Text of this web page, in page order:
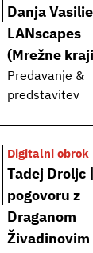
Danja
LANscapes
(Mrežne
Predavanje &
predstavitev
Digitalni obrok
Tadej Droljc
pogovoru z
Draganom
Živadinovim